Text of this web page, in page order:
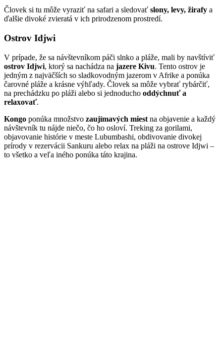
Človek si tu môže vyraziť na safari a sledovať slony, levy, žirafy a
ďalšie divoké zvieratá v ich prirodzenom prostredí.
Ostrov Idjwi
V prípade, že sa návštevníkom páči slnko a pláže, mali by navštíviť
ostrov Idjwi, ktorý sa nachádza na jazere Kivu. Tento ostrov je
jedným z najväčších so sladkovodným jazerom v Afrike a ponúka
čarovné pláže a krásne výhľady. Človek sa môže vybrať rybárčiť,
na prechádzku po pláži alebo si jednoducho oddýchnuť a
relaxovať.
Kongo ponúka množstvo zaujímavých miest na objavenie a každý
návštevník tu nájde niečo, čo ho osloví. Treking za gorilami,
objavovanie histórie v meste Lubumbashi, obdivovanie divokej
prírody v rezervácii Sankuru alebo relax na pláži na ostrove Idjwi –
to všetko a veľa iného ponúka táto krajina.